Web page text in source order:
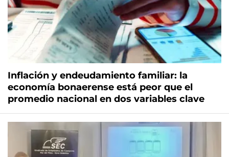
Inflación y endeudamiento familiar: la
economía bonaerense está peor que el
promedio nacional en dos variables clave